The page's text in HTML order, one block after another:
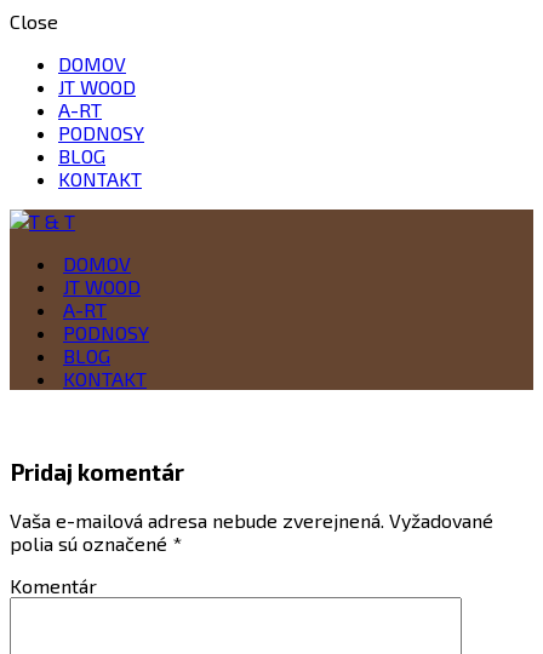
Close
DOMOV
JT WOOD
A-RT
PODNOSY
BLOG
KONTAKT
T & T
Drevo je naša vášeň
DOMOV
JT WOOD
A-RT
PODNOSY
BLOG
KONTAKT
Pridaj komentár
Vaša e-mailová adresa nebude zverejnená. Vyžadované
polia sú označené *
Komentár